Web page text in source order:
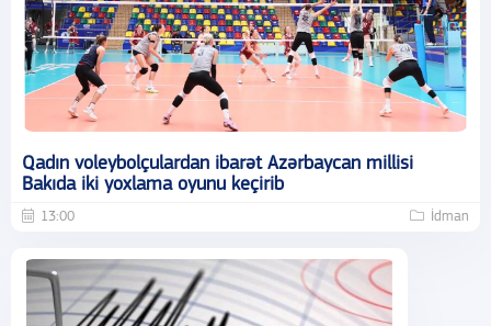
Qadın voleybolçulardan ibarət Azərbaycan millisi
Bakıda iki yoxlama oyunu keçirib
13:00 İdman